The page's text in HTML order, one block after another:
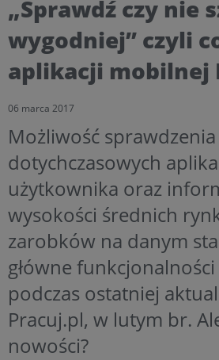
„Sprawdź czy nie
wygodniej” czyli
aplikacji mobilnej
06 marca 2017
Możliwość
dotychczasowych
użytkownika oraz
wysokości średnich
zarobków na danym
główne
podczas ostatniej
Pracuj.pl, w lutym br.
nowości?